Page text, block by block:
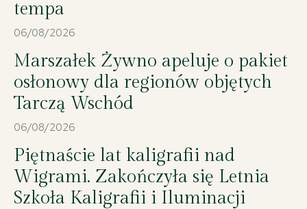
tempa
06/08/2026
Marszałek Żywno apeluje o pakiet
osłonowy dla regionów objętych
Tarczą Wschód
06/08/2026
Piętnaście lat kaligrafii nad
Wigrami. Zakończyła się Letnia
Szkoła Kaligrafii i Iluminacji